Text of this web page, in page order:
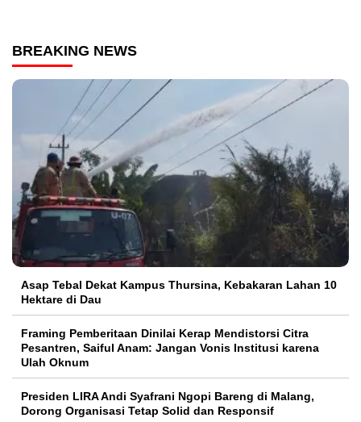
BREAKING NEWS
Asap Tebal Dekat Kampus Thursina, Kebakaran Lahan 10
Hektare di Dau
Framing Pemberitaan Dinilai Kerap Mendistorsi Citra
Pesantren, Saiful Anam: Jangan Vonis Institusi karena
Ulah Oknum
Presiden LIRA Andi Syafrani Ngopi Bareng di Malang,
Dorong Organisasi Tetap Solid dan Responsif